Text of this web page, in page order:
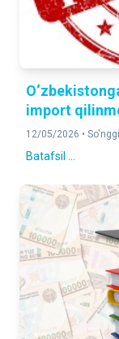
import
12/05/2026 •
Batafsil ...